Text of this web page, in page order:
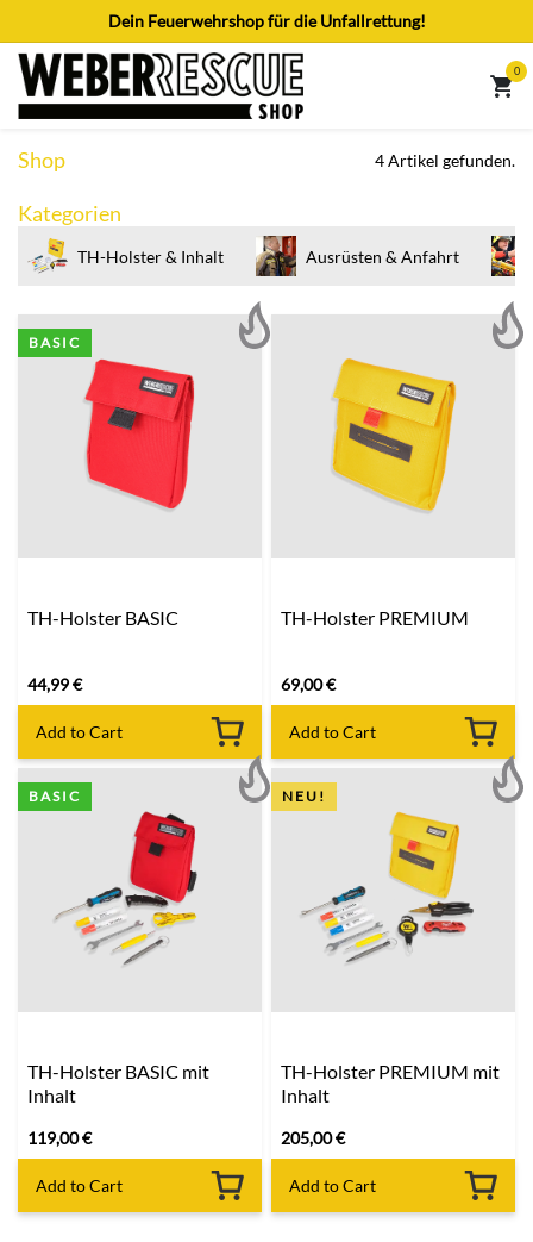
Zum Inhalt springenDein Feuerwehrshop für die Unfallrettung!
0
Shop 4 Artikel gefunden.
Kategorien
TH-Holster & Inhalt Ausrüsten & Anfahrt
BASIC
TH-Holster BASIC
44,99€
Add to Cart
TH-Holster PREMIUM
69,00€
Add to Cart
BASIC
TH-Holster BASIC mit
Inhalt
119,00€
Add to Cart
NEU!
TH-Holster PREMIUM mit
Inhalt
205,00€
Add to Cart